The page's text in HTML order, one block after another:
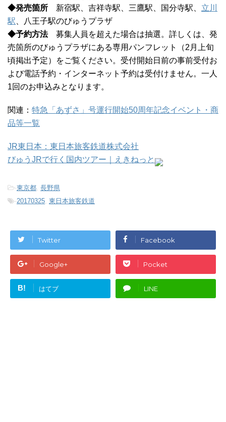
◆発売箇所 新宿駅、吉祥寺駅、三鷹駅、国分寺駅、 立川
駅 、八王子駅のびゅうプラザ
◆予約方法募集人員を超えた場合は抽選。詳しくは、発
売箇所のびゅうプラザにある専用パンフレット（2月上旬
頃掲出予定）をご覧ください。受付開始日前の事前受付お
よび電話予約・インターネット予約は受付けません。一人
1回のお申込みとなります。
関連： 特急「あずさ」号運行開始50周年記念イベント・商
品等一覧
JR東日本：東日本旅客鉄道株式会社
びゅうJRで行く国内ツアー｜えきねっと
-東京都, 長野県
-20170325, 東日本旅客鉄道
Twitter Facebook
Google+ Pocket
B! はてブ LINE